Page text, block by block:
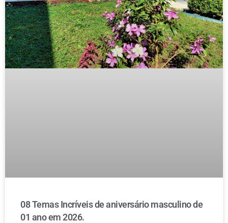
08 Temas Incríveis de aniversário masculino de
01 ano em 2026.